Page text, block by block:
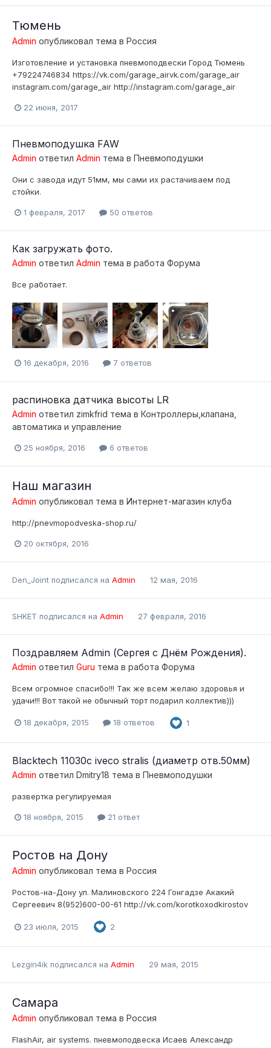
Тюмень
Admin опубликовал тема в Россия
Изготовление и установка пневмоподвески Город Тюмень
+79224746834 https://vk.com/garage_airvk.com/garage_air
instagram.com/garage_air http://instagram.com/garage_air
22 июня, 2017
Пневмоподушка FAW
Admin ответил Admin тема в Пневмоподушки
Они с завода идут 51мм, мы сами их растачиваем под
стойки.
1 февраля, 2017 50 ответов
Как загружать фото.
Admin ответил Admin тема в работа Форума
Все работает.
16 декабря, 2016 7 ответов
распиновка датчика высоты LR
Admin ответил zimkfrid тема в Контроллеры,клапана,
автоматика и управление
25 ноября, 2016 6 ответов
Наш магазин
Admin опубликовал тема в Интернет-магазин клуба
http://pnevmopodveska-shop.ru/
20 октября, 2016
Den_Joint подписался на Admin 12 мая, 2016
SHKET подписался на Admin 27 февраля, 2016
Поздравляем Admin (Сергея с Днём Рождения).
Admin ответил Guru тема в работа Форума
Всем огромное спасибо!!! Так же всем желаю здоровья и
удачи!!! Вот такой не обычный торт подарил коллектив)))
18 декабря, 2015 18 ответов 1
Blacktech 11030c iveco stralis (диаметр отв.50мм)
Admin ответил Dmitry18 тема в Пневмоподушки
развертка регулируемая
18 ноября, 2015 21 ответ
Ростов на Дону
Admin опубликовал тема в Россия
Ростов-на-Дону ул. Малиновского 224 Гонгадзе Акакий
Сергеевич 8(952)600-00-61 http://vk.com/korotkoxodkirostov
23 июля, 2015 2
Lezgin4ik подписался на Admin 29 мая, 2015
Самара
Admin опубликовал тема в Россия
FlashAir, air systems. пневмоподвеска Исаев Александр